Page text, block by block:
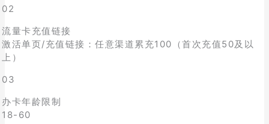
02
流量卡充值链接
激活单页/充值链接：任意渠道累充100（首次充值50及以
上）
03
办卡年龄限制
18-60